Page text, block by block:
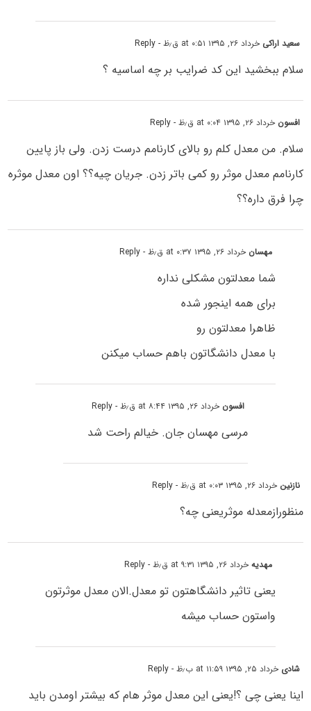
سعید اراکی خرداد ۲۶, ۱۳۹۵ at ۰:۵۱ ق٫ظ - Reply
سلام ببخشید این کد ضرایب بر چه اساسیه ؟
افسون خرداد ۲۶, ۱۳۹۵ at ۰:۰۴ ق٫ظ - Reply
سلام. من معدل کلم رو بالای کارنامم درست زدن. ولی باز پایین
کارنامم معدل موثر رو کمی باتر زدن. جریان چیه؟؟ اون معدل موثره
چرا فرق داره؟؟
مهسان خرداد ۲۶, ۱۳۹۵ at ۰:۳۷ ق٫ظ - Reply
شما معدلتون مشکلی نداره
برای همه اینجور شده
ظاهرا معدلتون رو
با معدل دانشگاتون باهم حساب میکنن
افسون خرداد ۲۶, ۱۳۹۵ at ۸:۴۴ ق٫ظ - Reply
مرسی مهسان جان. خیالم راحت شد
نازنین خرداد ۲۶, ۱۳۹۵ at ۰:۰۳ ق٫ظ - Reply
منظورازمعدله موثریعنی چه؟
مهدیهخرداد ۲۶, ۱۳۹۵ at ۹:۳۱ ق٫ظ - Reply
یعنی تاثیر دانشگاهتون تو معدل.الان معدل موثرتون
واستون حساب میشه
شادی خرداد ۲۵, ۱۳۹۵ at ۱۱:۵۹ ب٫ظ - Reply
اینا یعنی چی ؟!یعنی این معدل موثر هام که بیشتر اومدن باید